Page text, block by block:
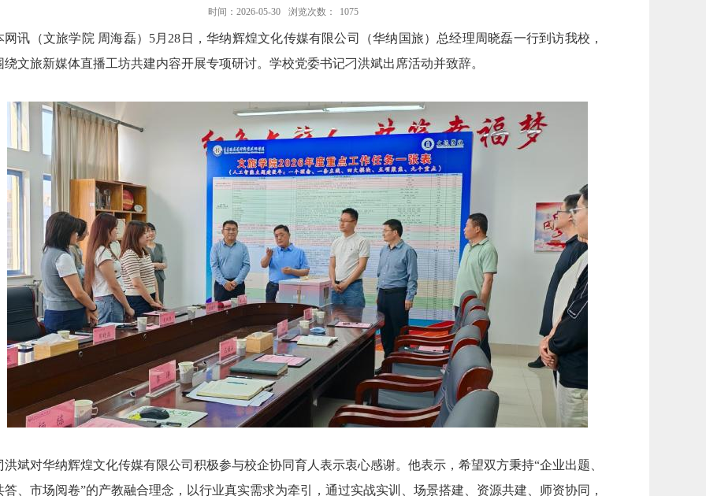
时间：2026-05-30 浏览次数： 1075
网讯 （文旅学院 周海磊） 5月28日，华纳辉煌文化传媒有限公司（华纳国旅）总经理周晓磊一行到访我校，
绕文旅新媒体直播工坊共建内容开展专项研讨。学校党委书记刁洪斌出席活动并致辞。
洪斌对华纳辉煌文化传媒有限公司积极参与校企协同育人表示衷心感谢。他表示，希望双方秉持“企业出题、
答、市场阅卷”的产教融合理念，以行业真实需求为牵引，通过实战实训、场景搭建、资源共建、师资协同，